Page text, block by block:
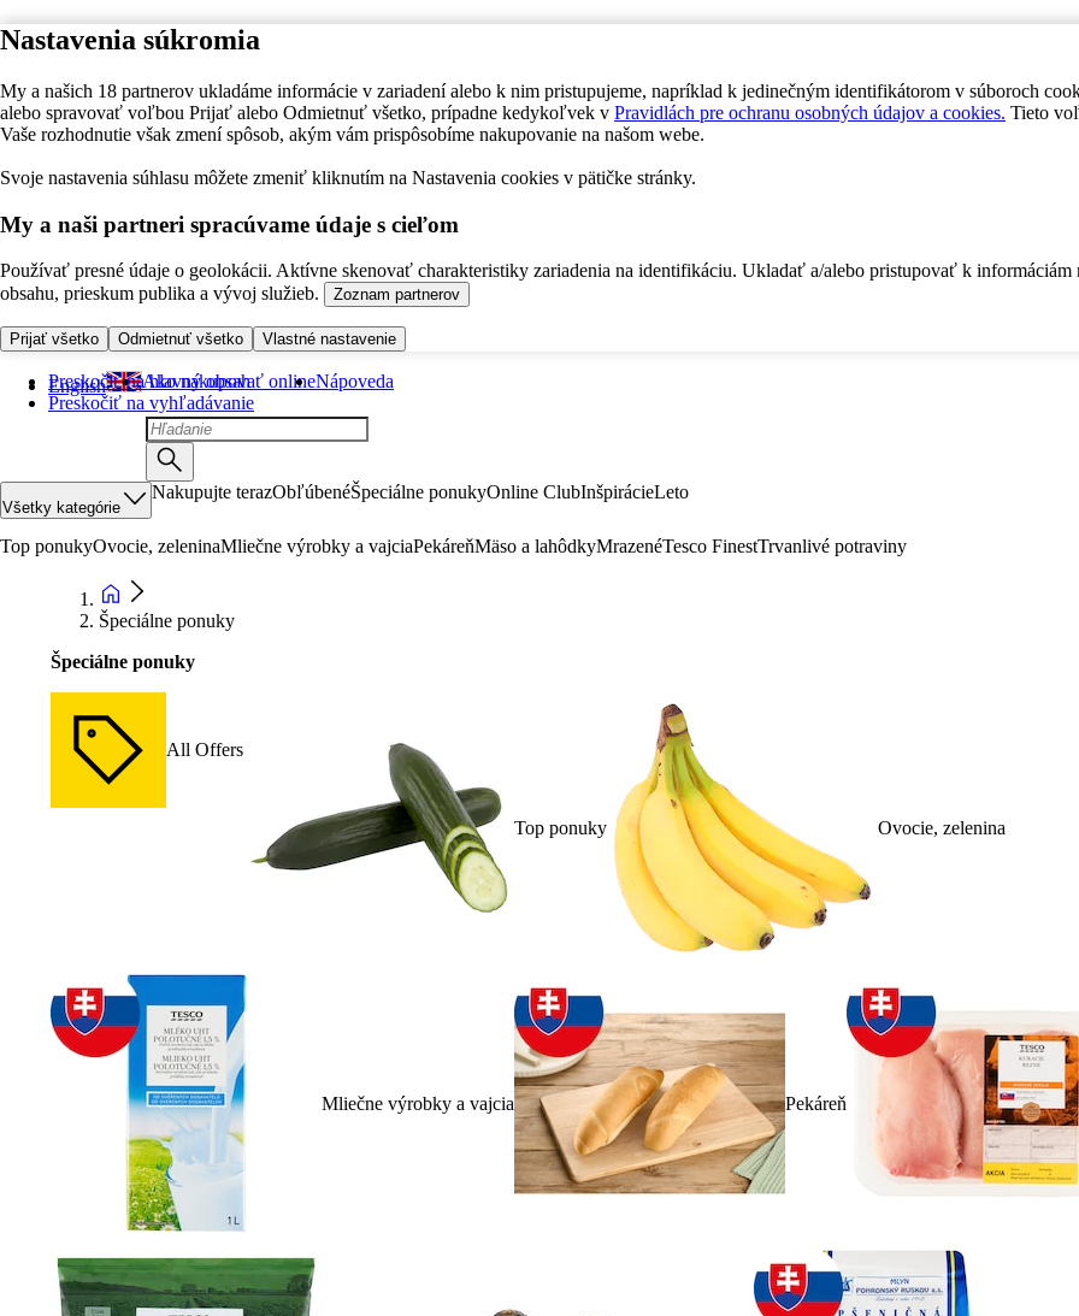
Nastavenia súkromia
My a našich 18 partnerov ukladáme informácie v zariadení alebo k nim pristupujeme, napríklad k jedinečným identifikátorom v súboroch
alebo spravovať voľbou Prijať alebo Odmietnuť všetko, prípadne kedykoľvek v Pravidlách pre ochranu osobných údajov a cookies. Tieto
Vaše rozhodnutie však zmení spôsob, akým vám prispôsobíme nakupovanie na našom webe.
Svoje nastavenia súhlasu môžete zmeniť kliknutím na Nastavenia cookies v pätičke stránky.
My a naši partneri spracúvame údaje s cieľom
Používať presné údaje o geolokácii. Aktívne skenovať charakteristiky zariadenia na identifikáciu. Ukladať a/alebo pristupovať k informáciám
obsahu, prieskum publika a vývoj služieb.
Zoznam partnerov
Prijať všetko Odmietnuť všetko Vlastné nastavenie
Preskočiť na hlavný obsah
Preskočiť na vyhľadávanie
English Ako nakupovať onlineNápoveda
Všetky kategórie
Nakupujte terazObľúbenéŠpeciálne ponukyOnline ClubInšpirácieLeto
Top ponukyOvocie, zeleninaMliečne výrobky a vajciaPekáreňMäso a lahôdkyMrazenéTesco FinestTrvanlivé potraviny
Špeciálne ponuky
Špeciálne ponuky
All Offers
Top ponuky Ovocie, zelenina
Mliečne výrobky a vajcia Pekáreň